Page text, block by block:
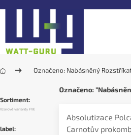
Označeno: Nabásněný
Sortiment:
Vzorové varianty FVE
label:
Označeno:
Absolutizace
Carnotův